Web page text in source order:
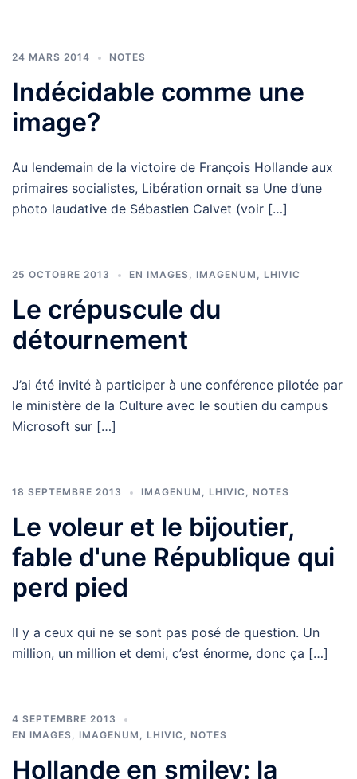
24 MARS 2014 NOTES
Indécidable comme une
image?
Au lendemain de la victoire de François Hollande aux
primaires socialistes, Libération ornait sa Une d’une
photo laudative de Sébastien Calvet (voir […]
25 OCTOBRE 2013 EN IMAGES, IMAGENUM , LHIVIC
Le crépuscule du
détournement
J’ai été invité à participer à une conférence pilotée par
le ministère de la Culture avec le soutien du campus
Microsoft sur […]
18 SEPTEMBRE 2013 IMAGENUM , LHIVIC , NOTES
Le voleur et le bijoutier,
fable d'une République qui
perd pied
Il y a ceux qui ne se sont pas posé de question. Un
million, un million et demi, c’est énorme, donc ça […]
4 SEPTEMBRE 2013
EN IMAGES, IMAGENUM , LHIVIC , NOTES
Hollande en smiley: la